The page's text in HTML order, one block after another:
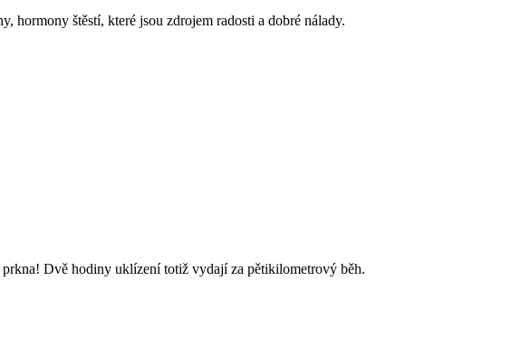
štěstí, které jsou zdrojem radosti a dobré nálady.
Dvě hodiny uklízení totiž vydají za pětikilometrový běh.